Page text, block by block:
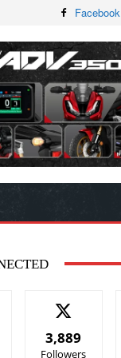
Facebook
3,889
Followers